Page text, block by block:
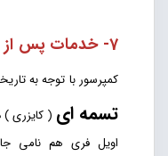
7- خدمات پس از فروش و گارانتی :
کمپرسور با توجه به
تسمه ای ( کایزری
اویل فری هم نامی